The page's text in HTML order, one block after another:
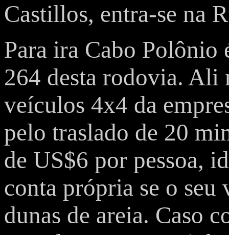
Castillos, entra-se na
Para ira Cabo Polônio
264 desta rodovia. Ali
veículos 4x4 da
pelo traslado de 20
de US$6 por pessoa,
conta própria se o
dunas de areia. Caso